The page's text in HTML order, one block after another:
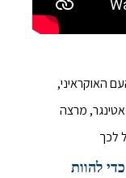
האוקראיני,
מרצה
לכך
להוות